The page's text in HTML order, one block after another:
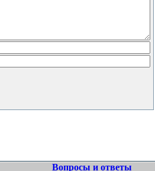
Вопросы и ответы